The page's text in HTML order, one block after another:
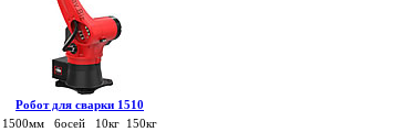
Робот для сварки 1510
1500мм 6осей 10кг 150кг